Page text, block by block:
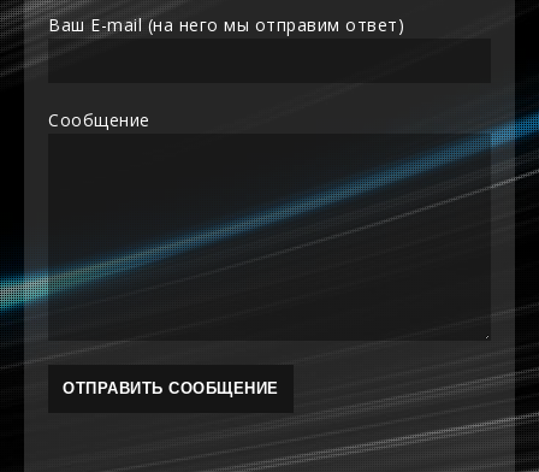
Ваш E-mail (на него мы отправим ответ)
Сообщение